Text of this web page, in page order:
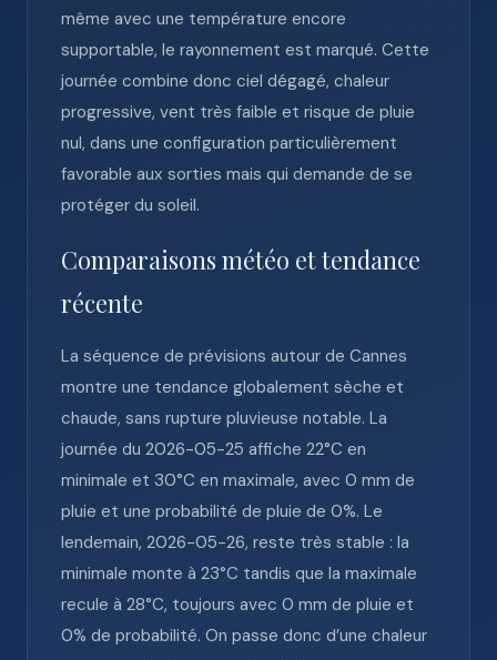
même avec une température encore
supportable, le rayonnement est marqué. Cette
journée combine donc ciel dégagé, chaleur
progressive, vent très faible et risque de pluie
nul, dans une configuration particulièrement
favorable aux sorties mais qui demande de se
protéger du soleil.
Comparaisons météo et tendance
récente
La séquence de prévisions autour de Cannes
montre une tendance globalement sèche et
chaude, sans rupture pluvieuse notable. La
journée du 2026-05-25 affiche 22°C en
minimale et 30°C en maximale, avec 0 mm de
pluie et une probabilité de pluie de 0%. Le
lendemain, 2026-05-26, reste très stable : la
minimale monte à 23°C tandis que la maximale
recule à 28°C, toujours avec 0 mm de pluie et
0% de probabilité. On passe donc d’une chaleur